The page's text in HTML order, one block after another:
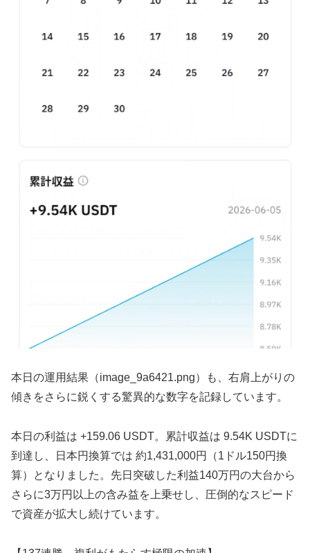
本日の運用結果（image_9a6421.png）も、右肩上がりの
傾きをさらに鋭くする驚異的な数字を記録しています。
本日の利益は +159.06 USDT。累計収益は 9.54K USDTに
到達し、日本円換算では 約1,431,000円（1ドル150円換
算）となりました。先日突破した利益140万円の大台から
さらに3万円以上の含み益を上乗せし、圧倒的なスピード
で資産が拡大し続けています。